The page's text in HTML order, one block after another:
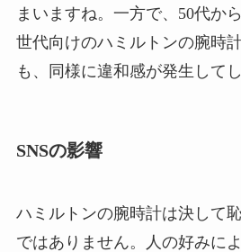
まいますね。一方で、50代か
世代向けのハミルトンの腕時
も、同様に違和感が発生して
SNSの影響
ハミルトンの腕時計は決して
ではありません。人の好みに